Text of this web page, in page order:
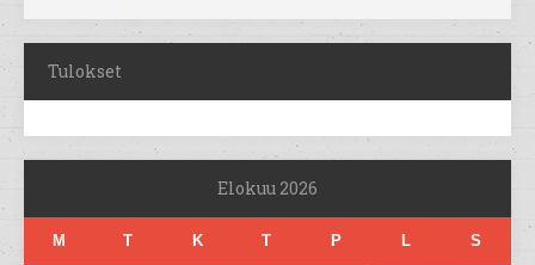
Tulokset
Elokuu 2026
M T K T P L S